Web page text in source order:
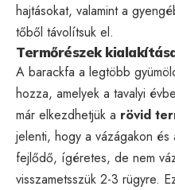
hajtásokat, valamint a
tőből távolítsuk el.
Termőrészek
A barackfa a legtöbb
hozza, amelyek a tavalyi
már elkezdhetjük a rövid
jelenti, hogy a vázágakon és
fejlődő, ígéretes, de nem
visszametsszük 2-3 rügyre.